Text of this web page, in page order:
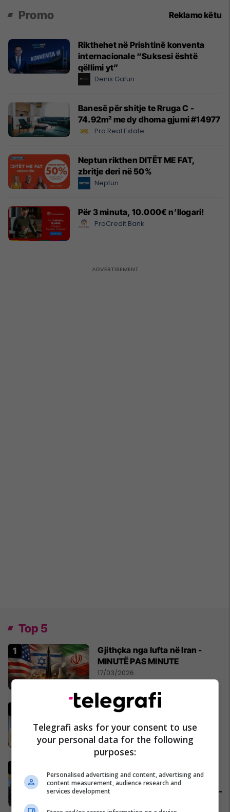
Promo Reklamo këtu
Rikthehet në Prishtinë konventa
internacionale “Suksesi është
qëllimi yt”
Denis Gafuri
Banesë për shitje te Rruga C -
74.92m² me dy dhoma gjumi #14977
Pro Real Estate
Neptun rikthen DITËT ME FAT,
zbritje deri në 50%
Neptun
Për 3 minuta, 10.000€ n’llogari!
ProCredit Bank
Top 5
Gjithçka nga lufta në Iran -
MINUTË PAS MINUTE
17/03/2026
Plava thotë se për vrasjen
Murselin: Më tha që edhe
Behgjet Pacolli ka qenë në
dijeni për këtë rast
26/03/2026
viral në mediat botërore pas
festës së çmendur pas golave
Telegrafi asks for your consent to use
your personal data for the following
purposes:
Personalised advertising and content, advertising and
content measurement, audience research and
services development